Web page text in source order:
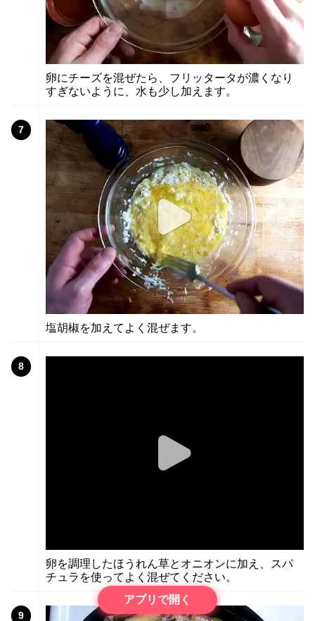
卵にチーズを混ぜたら、フリッタータが濃くなり
すぎないように、水も少し加えます。
7
塩胡椒を加えてよく混ぜます。
8
卵を調理したほうれん草とオニオンに加え、スパ
チュラを使ってよく混ぜてください。
9
アプリで開く